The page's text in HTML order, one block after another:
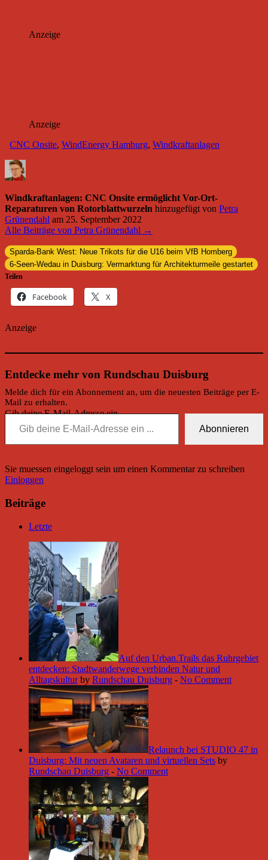
Anzeige
Anzeige
CNC Onsite, WindEnergy Hamburg, Windkraftanlagen
Windkraftanlagen: CNC Onsite ermöglicht Vor-Ort-
Reparaturen von Rotorblattwurzeln hinzugefügt von Petra
Grünendahl am 25. September 2022
Alle Beiträge von Petra Grünendahl →
Sparda-Bank West: Neue Trikots für die U16 beim VfB Homberg
6-Seen-Wedau in Duisburg: Vermarktung für Architekturmeile gestartet
Teilen
Facebook X
Anzeige
Entdecke mehr von Rundschau Duisburg
Melde dich für ein Abonnement an, um die neuesten Beiträge per E-
Mail zu erhalten.
Gib deine E-Mail-Adresse ein ...
Abonnieren
Sie muessen eingeloggt sein um einen Kommentar zu schreiben
Einloggen
Beiträge
Letzte
Auf den Urban.Trails das Ruhrgebiet
entdecken: Stadtwanderwege verbinden Natur und
Alltagskultur by Rundschau Duisburg - No Comment
Relaunch bei STUDIO 47 in
Duisburg: Mit neuen Avataren und virtuellen Sets by
Rundschau Duisburg - No Comment